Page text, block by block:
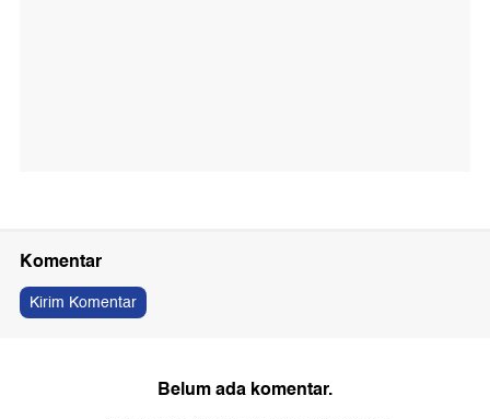
Komentar
Kirim Komentar
Belum ada komentar.